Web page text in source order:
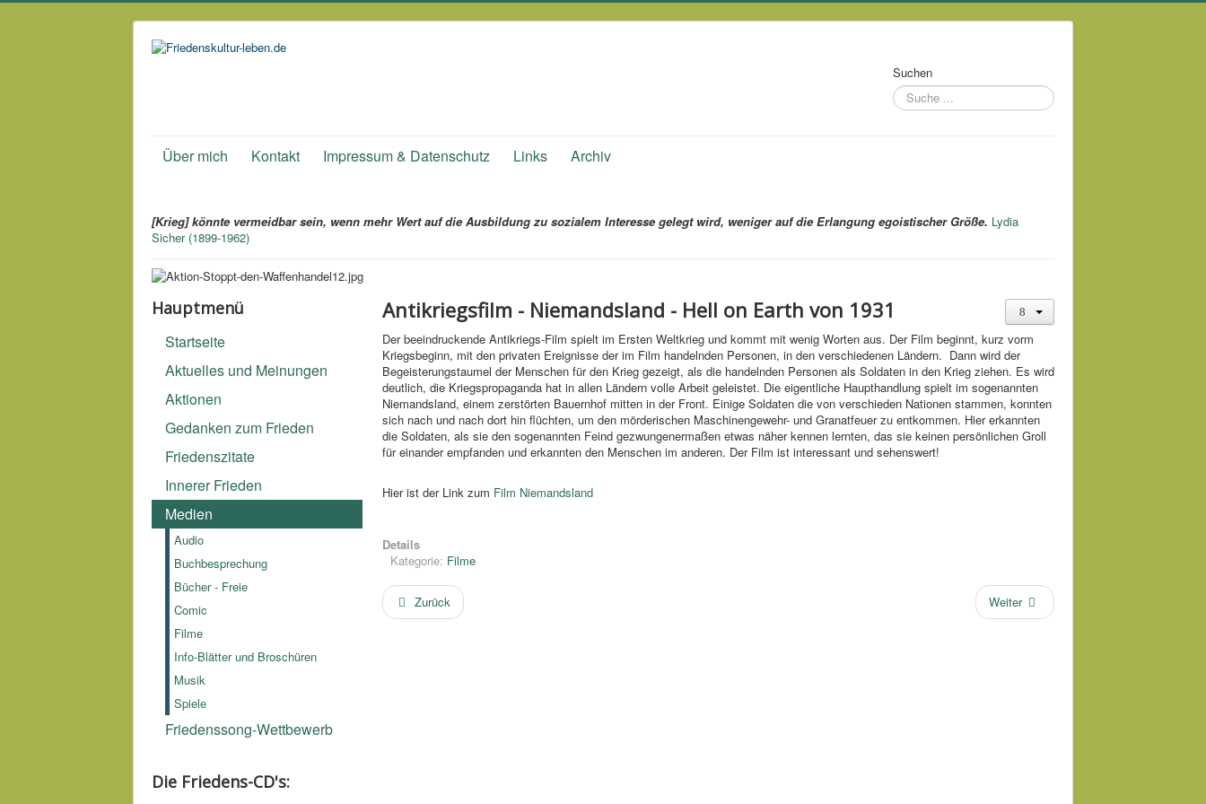
Suchen
Über mich Kontakt Impressum & Datenschutz Links Archiv
[Krieg] könnte vermeidbar sein, wenn mehr Wert auf die Ausbildung zu sozialem Interesse gelegt wird, weniger auf die Erlangung egoistischer Größe. Lydia
Sicher (1899-1962)
Hauptmenü
Startseite
Aktuelles und Meinungen
Aktionen
Gedanken zum Frieden
Friedenszitate
Innerer Frieden
Medien
Audio
Buchbesprechung
Bücher - Freie
Comic
Filme
Info-Blätter und Broschüren
Musik
Spiele
Friedenssong-Wettbewerb
Die Friedens-CD's:
Antikriegsfilm - Niemandsland - Hell on Earth von 1931
Der beeindruckende Antikriegs-Film spielt im Ersten Weltkrieg und kommt mit wenig Worten aus. Der Film beginnt, kurz vorm
Kriegsbeginn, mit den privaten Ereignisse der im Film handelnden Personen, in den verschiedenen Ländern. Dann wird der
Begeisterungstaumel der Menschen für den Krieg gezeigt, als die handelnden Personen als Soldaten in den Krieg ziehen. Es wird
deutlich, die Kriegspropaganda hat in allen Ländern volle Arbeit geleistet. Die eigentliche Haupthandlung spielt im sogenannten
Niemandsland, einem zerstörten Bauernhof mitten in der Front. Einige Soldaten die von verschieden Nationen stammen, konnten
sich nach und nach dort hin flüchten, um den mörderischen Maschinengewehr- und Granatfeuer zu entkommen. Hier erkannten
die Soldaten, als sie den sogenannten Feind gezwungenermaßen etwas näher kennen lernten, das sie keinen persönlichen Groll
für einander empfanden und erkannten den Menschen im anderen. Der Film ist interessant und sehenswert!
Hier ist der Link zum Film Niemandsland
Details
Kategorie: Filme
Zurück Weiter